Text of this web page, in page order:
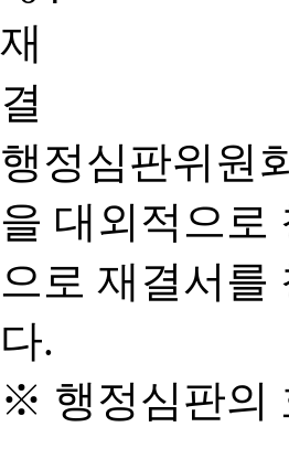
행정심판위원
을 대외적으로
으로 재결서를
다.
※ 행정심판의